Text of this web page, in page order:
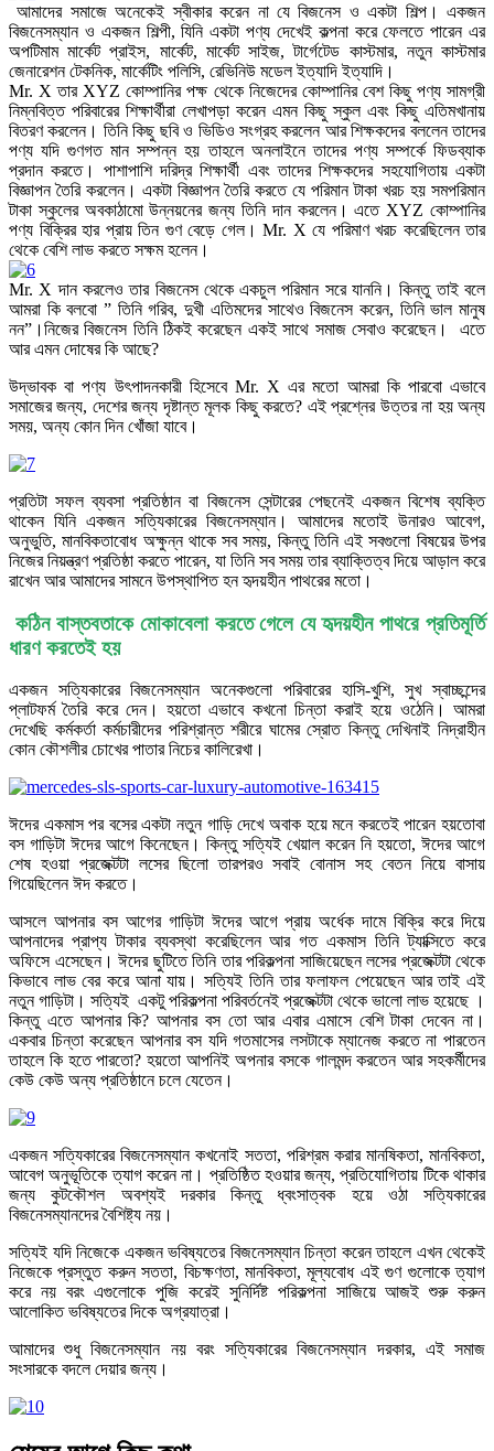
আমাদের সমাজে অনেকেই স্বীকার করেন না যে বিজনেস ও একটা শিল্প। একজন
বিজনেসম্যান ও একজন শিল্পী, যিনি একটা পণ্য দেখেই কল্পনা করে ফেলতে পারেন এর
অপটিমাম মার্কেট প্রাইস, মার্কেট, মার্কেট সাইজ, টার্গেটেড কাস্টমার, নতুন কাস্টমার
জেনারেশন টেকনিক, মার্কেটিং পলিসি, রেভিনিউ মডেল ইত্যাদি ইত্যাদি।
Mr. X তার XYZ কোম্পানির পক্ষ থেকে নিজেদের কোম্পানির বেশ কিছু পণ্য সামগ্রী
নিম্নবিত্ত পরিবারের শিক্ষার্থীরা লেখাপড়া করেন এমন কিছু স্কুল এবং কিছু এতিমখানায়
বিতরণ করলেন। তিনি কিছু ছবি ও ভিডিও সংগ্রহ করলেন আর শিক্ষকদের বললেন তাদের
পণ্য যদি গুণগত মান সম্পন্ন হয় তাহলে অনলাইনে তাদের পণ্য সম্পর্কে ফিডব্যাক
প্রদান করতে। পাশাপাশি দরিদ্র শিক্ষার্থী এবং তাদের শিক্ষকদের সহযোগিতায় একটা
বিজ্ঞাপন তৈরি করলেন। একটা বিজ্ঞাপন তৈরি করতে যে পরিমান টাকা খরচ হয় সমপরিমান
টাকা স্কুলের অবকাঠামো উন্নয়নের জন্য তিনি দান করলেন। এতে XYZ কোম্পানির
পণ্য বিক্রির হার প্রায় তিন গুণ বেড়ে গেল। Mr. X যে পরিমাণ খরচ করেছিলেন তার
থেকে বেশি লাভ করতে সক্ষম হলেন।
Mr. X দান করলেও তার বিজনেস থেকে একচুল পরিমান সরে যাননি। কিন্তু তাই বলে
আমরা কি বলবো ” তিনি গরিব, দুখী এতিমদের সাথেও বিজনেস করেন, তিনি ভাল মানুষ
নন”।নিজের বিজনেস তিনি ঠিকই করেছেন একই সাথে সমাজ সেবাও করেছেন। এতে
আর এমন দোষের কি আছে?
উদ্ভাবক বা পণ্য উৎপাদনকারী হিসেবে Mr. X এর মতো আমরা কি পারবো এভাবে
সমাজের জন্য, দেশের জন্য দৃষ্টান্ত মূলক কিছু করতে? এই প্রশ্নের উত্তর না হয় অন্য
সময়, অন্য কোন দিন খোঁজা যাবে।
প্রতিটা সফল ব্যবসা প্রতিষ্ঠান বা বিজনেস সেন্টারের পেছনেই একজন বিশেষ ব্যক্তি
থাকেন যিনি একজন সত্যিকারের বিজনেসম্যান। আমাদের মতোই উনারও আবেগ,
অনুভুতি, মানবিকতাবোধ অক্ষুন্ন থাকে সব সময়, কিন্তু তিনি এই সবগুলো বিষয়ের উপর
নিজের নিয়ন্ত্রণ প্রতিষ্ঠা করতে পারেন, যা তিনি সব সময় তার ব্যাক্তিত্ব দিয়ে আড়াল করে
রাখেন আর আমাদের সামনে উপস্থাপিত হন হৃদয়হীন পাথরের মতো।
কঠিন বাস্তবতাকে মোকাবেলা করতে গেলে যেহৃদয়হীন পাথরেপ্রতিমূর্তি
ধারণ করতেই হয়
একজন সত্যিকারের বিজনেসম্যান অনেকগুলো পরিবারের হাসি-খুশি, সুখ স্বাচ্ছন্দের
প্লাটফর্ম তৈরি করে দেন। হয়তো এভাবে কখনো চিন্তা করাই হয়ে ওঠেনি। আমরা
দেখেছি কর্মকর্তা কর্মচারীদের পরিশ্রান্ত শরীরে ঘামের স্রোত কিন্তু দেখিনাই নিদ্রাহীন
কোন কৌশলীর চোখের পাতার নিচের কালিরেখা।
ঈদের একমাস পর বসের একটা নতুন গাড়ি দেখে অবাক হয়ে মনে করতেই পারেন হয়তোবা
বস গাড়িটা ঈদের আগে কিনেছেন। কিন্তু সত্যিই খেয়াল করেন নি হয়তো, ঈদের আগে
শেষ হওয়া প্রজেক্টটা লসের ছিলো তারপরও সবাই বোনাস সহ বেতন নিয়ে বাসায়
গিয়েছিলেন ঈদ করতে।
আসলে আপনার বস আগের গাড়িটা ঈদের আগে প্রায় অর্ধেক দামে বিক্রি করে দিয়ে
আপনাদের প্রাপ্য টাকার ব্যবস্থা করেছিলেন আর গত একমাস তিনি ট্যাক্সিতে করে
অফিসে এসেছেন। ঈদের ছুটিতে তিনি তার পরিকল্পনা সাজিয়েছেন লসের প্রজেক্টটা থেকে
কিভাবে লাভ বের করে আনা যায়। সত্যিই তিনি তার ফলাফল পেয়েছেন আর তাই এই
নতুন গাড়িটা। সত্যিই একটু পরিকল্পনা পরিবর্তনেই প্রজেক্টটা থেকে ভালো লাভ হয়েছে ।
কিন্তু এতে আপনার কি? আপনার বস তো আর এবার এমাসে বেশি টাকা দেবেন না।
একবার চিন্তা করেছেন আপনার বস যদি গতমাসের লসটাকে ম্যানেজ করতে না পারতেন
তাহলে কি হতে পারতো? হয়তো আপনিই অপনার বসকে গালমন্দ করতেন আর সহকর্মীদের
কেউ কেউ অন্য প্রতিষ্ঠানে চলে যেতেন।
একজন সত্যিকারের বিজনেসম্যানকখনোই সততা, পরিশ্রম করার মানষিকতা, মানবিকতা,
আবেগ অনুভূতিকে ত্যাগ করেন না। প্রতিষ্ঠিত হওয়ার জন্য, প্রতিযোগিতায় টিকে থাকার
জন্য কুটকৌশল অবশ্যই দরকার কিন্তু ধ্বংসাত্বক হয়ে ওঠা সত্যিকারের
বিজনেসম্যানদের বৈশিষ্ট্য নয়।
সত্যিই যদি নিজেকে একজন ভবিষ্যতের বিজনেসম্যানচিন্তা করেন তাহলে এখন থেকেই
নিজেকে প্রস্তুত করুন সততা, বিচক্ষণতা, মানবিকতা, মূল্যবোধ এই গুণ গুলোকে ত্যাগ
করে নয় বরং এগুলোকে পুজি করেই সুনির্দিষ্ট পরিকল্পনা সাজিয়ে আজই শুরু করুন
আলোকিত ভবিষ্যতের দিকে অগ্রযাত্রা।
আমাদের শুধু বিজনেসম্যান নয় বরং সত্যিকারেরবিজনেসম্যানদরকার, এই সমাজ
সংসারকে বদলে দেয়ার জন্য।